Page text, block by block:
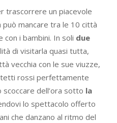
trascorrere un piacevole
può mancare tra le 10 città
con i bambini. In soli due
di visitarla quasi tutta,
vecchia con le sue viuzze,
rossi perfettamente
dell’ora sotto la
lo spettacolo offerto
che danzano al ritmo del